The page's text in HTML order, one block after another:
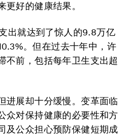
更好的健康结果。
出就达到了惊人的9.8万亿
。但在过去十年中，许
不前，包括每年卫生支出超
进展却十分缓慢。变革面临
众对保持健康的必要性和方
及公众担心预防保健短期成